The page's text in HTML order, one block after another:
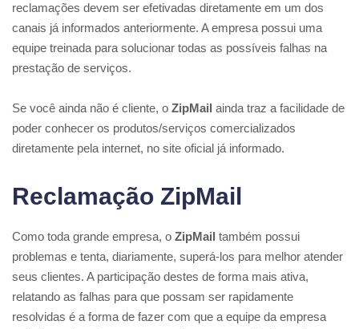
reclamações devem ser efetivadas diretamente em um dos
canais já informados anteriormente. A empresa possui uma
equipe treinada para solucionar todas as possíveis falhas na
prestação de serviços.
Se você ainda não é cliente, o ZipMail ainda traz a facilidade de
poder conhecer os produtos/serviços comercializados
diretamente pela internet, no site oficial já informado.
Reclamação ZipMail
Como toda grande empresa, o ZipMail também possui
problemas e tenta, diariamente, superá-los para melhor atender
seus clientes. A participação destes de forma mais ativa,
relatando as falhas para que possam ser rapidamente
resolvidas é a forma de fazer com que a equipe da empresa